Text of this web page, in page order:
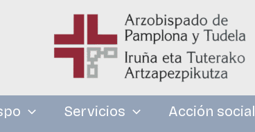
Servicios Acción social